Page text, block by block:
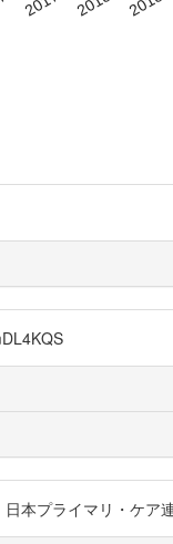
本プライマリ・ケ